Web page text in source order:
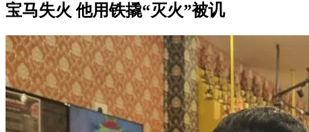
宝马失火 他用铁撬“灭火”被讥